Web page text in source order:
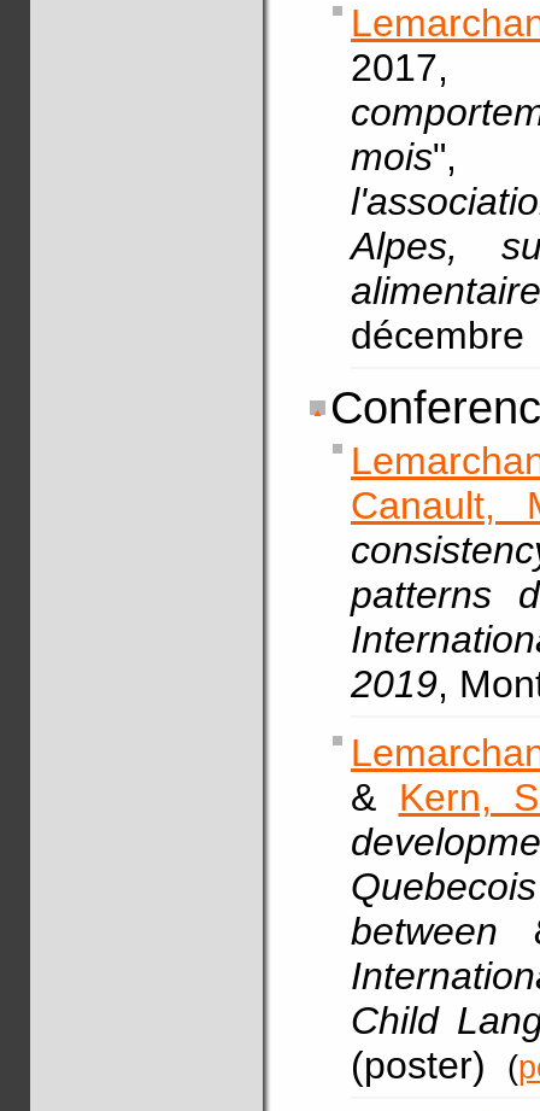
mois",
Alpes,
décembre
Canault,
patterns
2019,
& Kern,
Child
(poster)
(